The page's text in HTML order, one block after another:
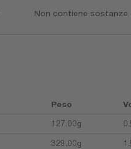
Non contiene sostanze
Peso
127.00g
329.00g